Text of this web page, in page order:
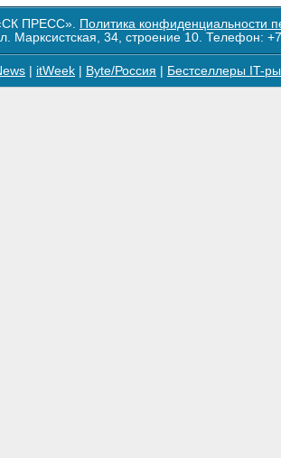
ПРЕСС». Политика конфиденциальности
Марксистская, 34, строение 10. Телефон:
itWeek Byte/Россия Бестселлеры IT-